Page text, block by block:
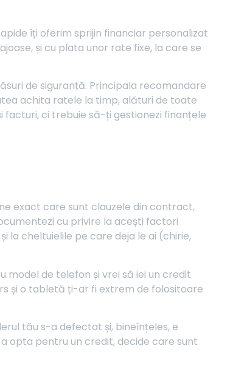
îți oferim sprijin financiar personalizat
și cu plata unor rate fixe, la care se
de siguranță. Principala recomandare
achita ratele la timp, alături de toate
facturi, ci trebuie să-ți gestionezi finanțele
exact care sunt clauzele din contract,
cu privire la acești factori
la cheltuielile pe care deja le ai (chirie,
model de telefon și vrei să iei un credit
și o tabletă ți-ar fi extrem de folositoare
tău s-a defectat și, bineînțeles, e
opta pentru un credit, decide care sunt